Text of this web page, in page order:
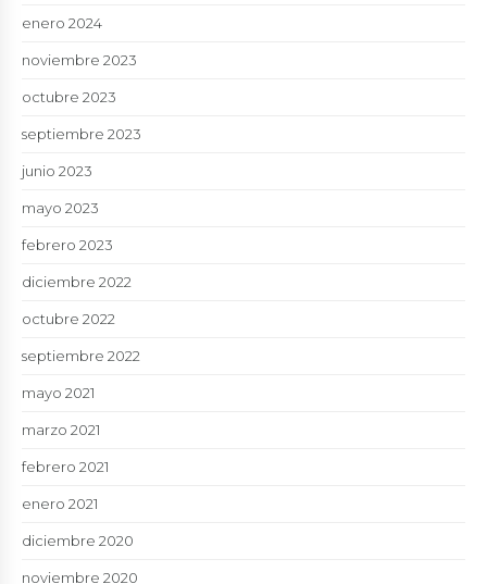
enero 2024
noviembre 2023
octubre 2023
septiembre 2023
junio 2023
mayo 2023
febrero 2023
diciembre 2022
octubre 2022
septiembre 2022
mayo 2021
marzo 2021
febrero 2021
enero 2021
diciembre 2020
noviembre 2020